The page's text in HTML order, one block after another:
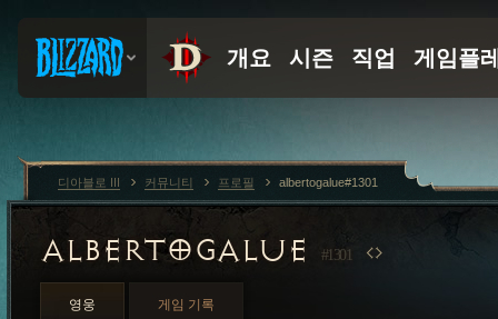
ALBERTOGALUE #1301
영웅 게임 기록
디아블로 III 커뮤니티 프로필 albertogalue#1301